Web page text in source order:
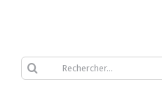
handicap :
comment
amiable
avis
Rechercher